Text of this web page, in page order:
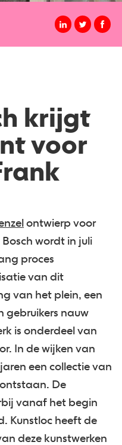
krijgt
voor
ontwierp voor
wordt in juli
proces
van dit
van het plein, een
gebruikers nauw
is onderdeel van
In de wijken van
een collectie van
De
vanaf het begin
Kunstloc heeft de
deze kunstwerken